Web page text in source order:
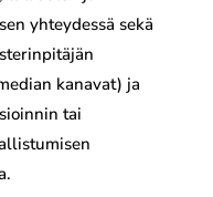
yhteydessä sekä
kanavat) ja
tai